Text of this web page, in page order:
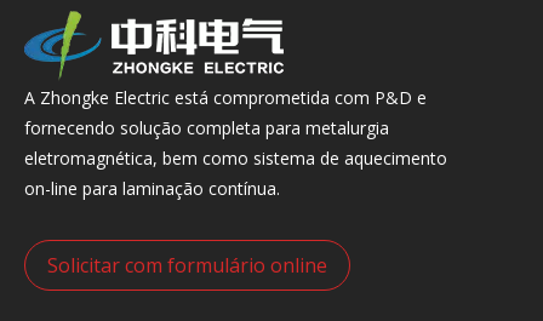
A Zhongke Electric está comprometida com P&D e
fornecendo solução completa para metalurgia
eletromagnética, bem como sistema de aquecimento
on-line para laminação contínua.
Solicitar com formulário online